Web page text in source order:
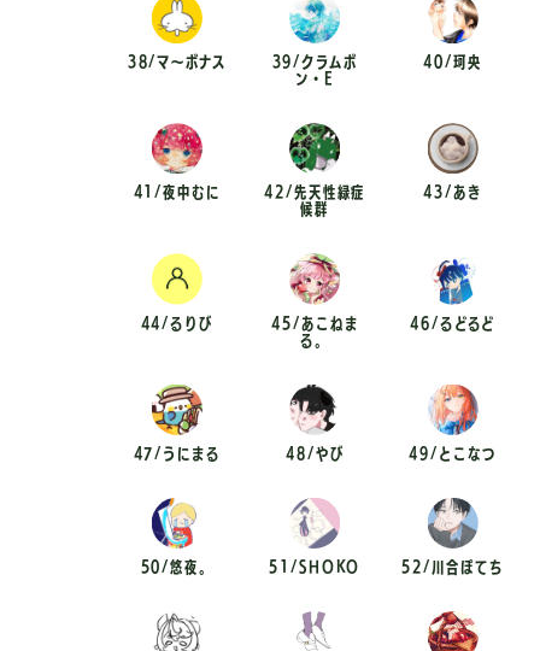
38/マ〜ボナス 39/クラムボ
ン・E
40/珂央
41/夜中むに 42/先天性緑症
候群
43/あき
44/るりび 45/あこねま
る。
46/るどるど
47/うにまる 48/やび 49/とこなつ
50/悠夜。 51/SHOKO 52/川合ぽてち